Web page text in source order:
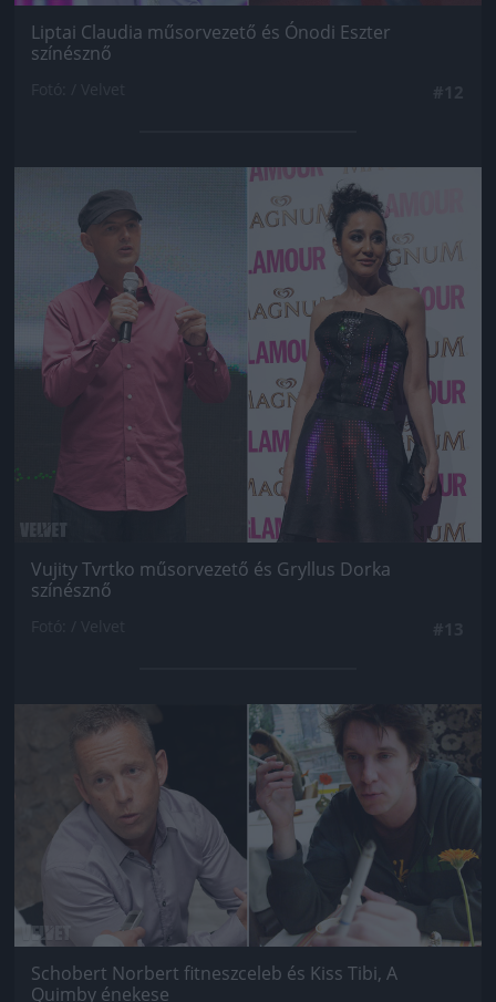
Liptai Claudia műsorvezető és Ónodi Eszter
színésznő
Jön még kép!
Vujity Tvrtko műsorvezető és Gryllus Dorka
színésznő
Jön még kép!
Schobert Norbert fitneszceleb és Kiss Tibi, A
Quimby énekese